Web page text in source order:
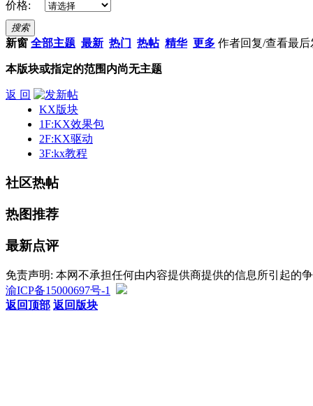
价格:
搜索
新窗 全部主题 最新 热门 热帖 精华 更多 作者回复/查看最后
本版块或指定的范围内尚无主题
返 回
KX版块
1F:KX效果包
2F:KX驱动
3F:kx教程
社区热帖
热图推荐
最新点评
免责声明: 本网不承担任何由内容提供商提供的信息所引起的
渝ICP备15000697号-1
返回顶部 返回版块